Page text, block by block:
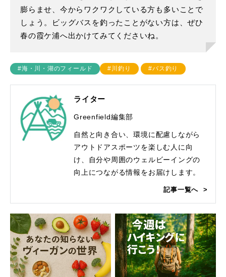
膨らませ、今からワクワクしている方も多いことで
しょう。ビッグバスを釣ったことがない方は、ぜひ
春の霞ケ浦へ出かけてみてくださいね。
#海・川・湖のフィールド #川釣り #バス釣り
ライター
Greenfield編集部
自然と向き合い、環境に配慮しながら
アウトドアスポーツを楽しむ人に向
け、自分や周囲のウェルビーイングの
向上につながる情報をお届けします。
記事一覧へ